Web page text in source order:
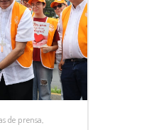
de prensa